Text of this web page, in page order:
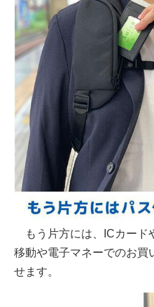
もう片方には、ICカード
移動や電子マネーでのお買
せます。